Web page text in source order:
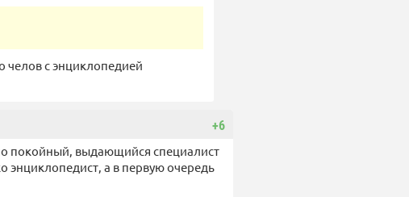
челов с энциклопедией
+6
покойный, выдающийся специалист
энциклопедист, а в первую очередь